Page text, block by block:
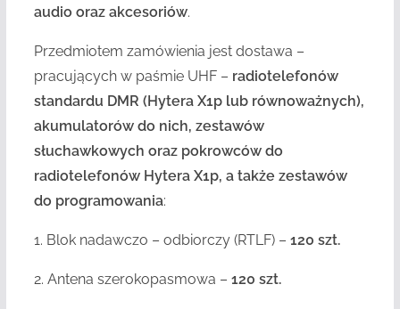
audio oraz akcesoriów.
Przedmiotem zamówienia jest dostawa –
pracujących w paśmie UHF – radiotelefonów
standardu DMR (Hytera X1p lub równoważnych),
akumulatorów do nich, zestawów
słuchawkowych oraz pokrowców do
radiotelefonów Hytera X1p, a także zestawów
do programowania:
1. Blok nadawczo – odbiorczy (RTLF) – 120 szt.
2. Antena szerokopasmowa – 120 szt.